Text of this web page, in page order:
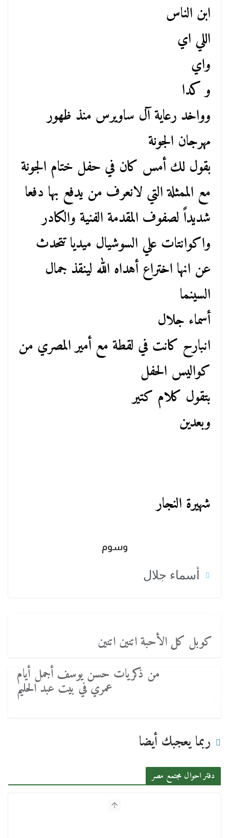
ابن الناس
اللي اي
واي
و كدا
وواخد رعاية آل ساويرس منذ ظهور
مهرجان الجونة
بقول لك أمس كان في حفل ختام الجونة
مع الممثلة التي لانعرف من يدفع بها دفعا
شديداً لصفوف المقدمة الفنية والكادر
واكوانتات علي السوشيال ميديا تتحدث
عن انها اختراع أهداه الله لينقذ جمال
السينما
أسماء جلال
انبارح كانت في لقطة مع أمير المصري من
كواليس الحفل
بتقول كلام كتير
وبعدين
شهيرة النجار
وسوم
أسماء جلال
كوبل كل الأحبة اتنين اتنين
من ذكريات حسن يوسف أجمل أيام
عمري في بيت عبد الحليم
ربما يعجبك أيضا
دفتر احوال مجتمع مصر